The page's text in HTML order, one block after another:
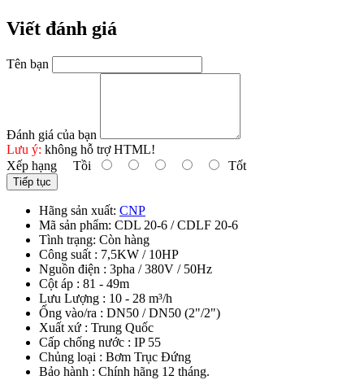
Viết đánh giá
Tên bạn
Đánh giá của bạn
Lưu ý: không hỗ trợ HTML!
Xếp hạng Tồi Tốt
Tiếp tục
Hãng sản xuất: CNP
Mã sản phẩm: CDL 20-6 / CDLF 20-6
Tình trạng: Còn hàng
Công suất : 7,5KW / 10HP
Nguồn điện : 3pha / 380V / 50Hz
Cột áp : 81 - 49m
Lưu Lượng : 10 - 28 m³/h
Ống vào/ra : DN50 / DN50 (2"/2")
Xuất xứ : Trung Quốc
Cấp chống nước : IP 55
Chủng loại : Bơm Trục Đứng
Bảo hành : Chính hãng 12 tháng.